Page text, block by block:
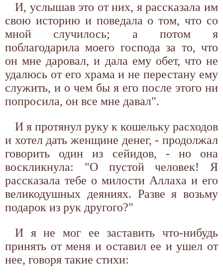
И, услышав это от них, я рассказала им
свою историю и поведала о том, что со
мной случилось; а потом я
поблагодарила моего господа за то, что
он мне даровал, и дала ему обет, что не
удалюсь от его храма и не перестану ему
служить, и о чем бы я его после этого ни
попросила, он все мне давал".
И я протянул руку к кошельку расходов
и хотел дать женщине денег, - продолжал
говорить один из сейидов, - но она
воскликнула: "О пустой человек! Я
рассказала тебе о милости Аллаха и его
великодушных деяниях. Разве я возьму
подарок из рук другого?"
И я не мог ее заставить что-нибудь
принять от меня и оставил ее и ушел от
нее, говоря такие стихи: